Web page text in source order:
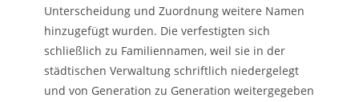
Unterscheidung und Zuordnung weitere Namen
hinzugefügt wurden. Die verfestigten sich
schließlich zu Familiennamen, weil sie in der
städtischen Verwaltung schriftlich niedergelegt
und von Generation zu Generation weitergegeben